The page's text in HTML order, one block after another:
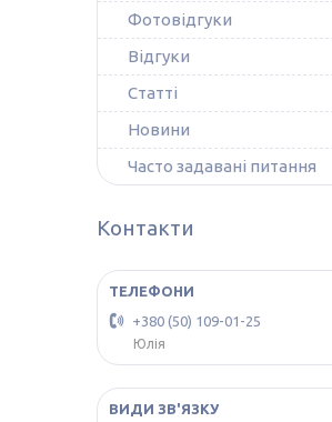
Фотовідгуки
Відгуки
Статті
Новини
Часто задавані питання
Контакти
+380 (50) 109-01-25
Юлія